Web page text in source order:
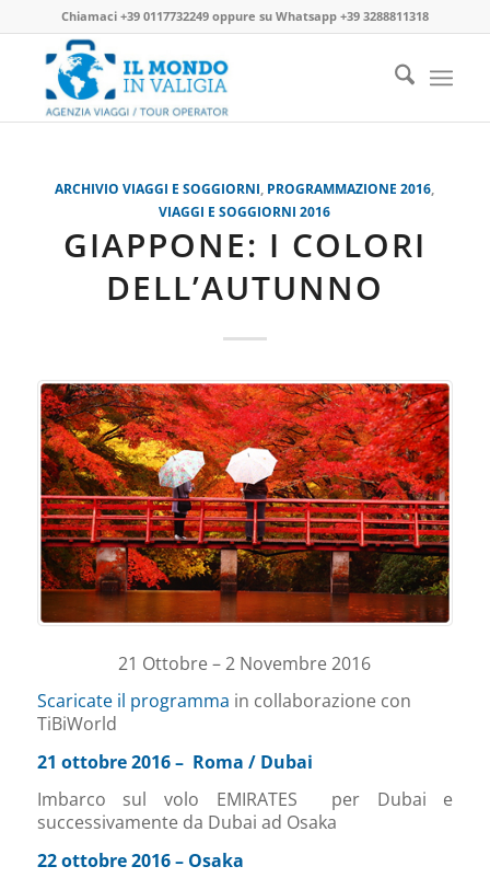
Chiamaci +39 0117732249oppure su Whatsapp +39 3288811318
ARCHIVIO VIAGGI E SOGGIORNI PROGRAMMAZIONE 2016
VIAGGI E SOGGIORNI 2016
GIAPPONE: I COLORI
DELL’AUTUNNO
21 Ottobre – 2 Novembre 2016
Scaricate il programma in collaborazione con
TiBiWorld
21 ottobre 2016 – Roma / Dubai
Imbarco sul volo EMIRATES per Dubai e
successivamente da Dubai ad Osaka
22 ottobre 2016 – Osaka